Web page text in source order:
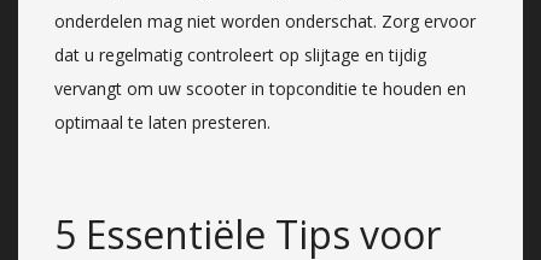
onderdelen mag niet worden onderschat. Zorg ervoor
dat u regelmatig controleert op slijtage en tijdig
vervangt om uw scooter in topconditie te houden en
optimaal te laten presteren.
5 Essentiële Tips voor